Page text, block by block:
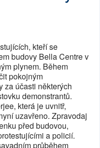
kteří se
budovy Bella Centre v
plynem. Během
pokojným
za účasti některých
demonstrantů.
která je uvnitř,
uzavřeno. Zpravodaj
před budovou,
a policií.
průběhem